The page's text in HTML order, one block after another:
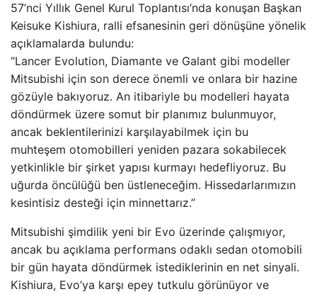
57’nci Yıllık Genel Kurul Toplantısı’nda konuşan Başkan
Keisuke Kishiura, ralli efsanesinin geri dönüşüne yönelik
açıklamalarda bulundu:
“Lancer Evolution, Diamante ve Galant gibi modeller
Mitsubishi için son derece önemli ve onlara bir hazine
gözüyle bakıyoruz. An itibariyle bu modelleri hayata
döndürmek üzere somut bir planımız bulunmuyor,
ancak beklentilerinizi karşılayabilmek için bu
muhteşem otomobilleri yeniden pazara sokabilecek
yetkinlikle bir şirket yapısı kurmayı hedefliyoruz. Bu
uğurda öncülüğü ben üstleneceğim. Hissedarlarımızın
kesintisiz desteği için minnettarız.”
Mitsubishi şimdilik yeni bir Evo üzerinde çalışmıyor,
ancak bu açıklama performans odaklı sedan otomobili
bir gün hayata döndürmek istediklerinin en net sinyali.
Kishiura, Evo’ya karşı epey tutkulu görünüyor ve